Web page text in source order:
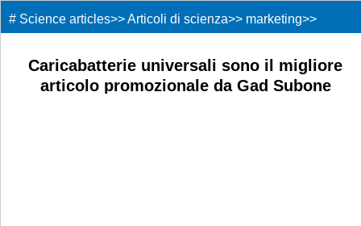
# Science articles>>Articoli di scienza>> marketing>>
Caricabatterie universali sono il migliore
articolo promozionale da Gad Subone